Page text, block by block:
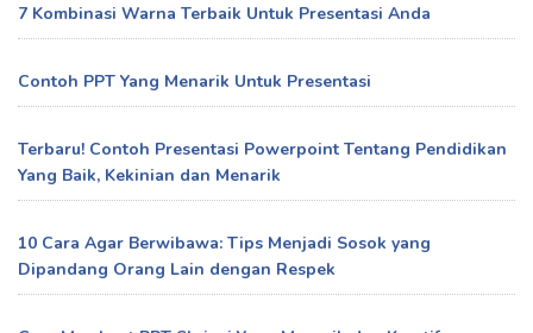
7 Kombinasi Warna Terbaik Untuk Presentasi Anda
Contoh PPT Yang Menarik Untuk Presentasi
Terbaru! Contoh Presentasi Powerpoint Tentang Pendidikan
Yang Baik, Kekinian dan Menarik
10 Cara Agar Berwibawa: Tips Menjadi Sosok yang
Dipandang Orang Lain dengan Respek